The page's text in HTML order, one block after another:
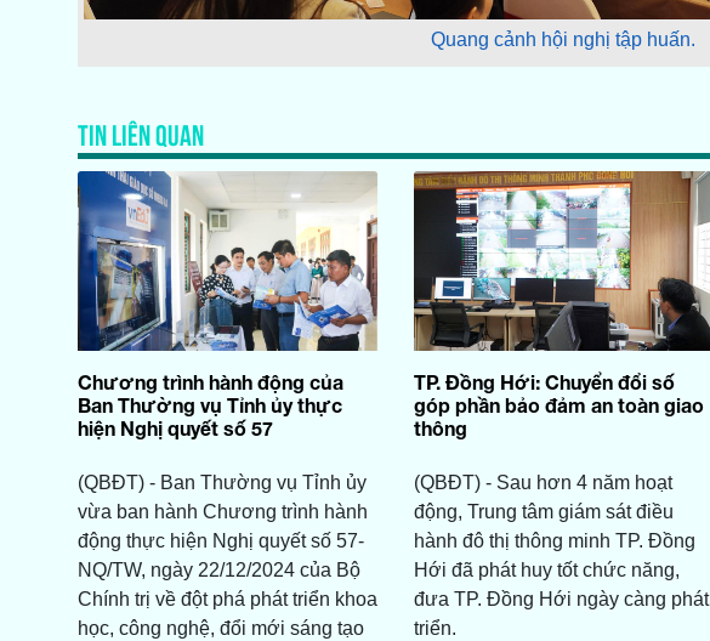
Quang cảnh hội nghị tập huấn.
TIN LIÊN QUAN
Chương trình hành động của
Ban Thường vụ Tỉnh ủy thực
hiện Nghị quyết số 57
(QBĐT) - Ban Thường vụ Tỉnh ủy
vừa ban hành Chương trình hành
động thực hiện Nghị quyết số 57-
NQ/TW, ngày 22/12/2024 của Bộ
Chính trị về đột phá phát triển khoa
học, công nghệ, đổi mới sáng tạo
TP. Đồng Hới: Chuyển đổi số
góp phần bảo đảm an toàn giao
thông
(QBĐT) - Sau hơn 4 năm hoạt
động, Trung tâm giám sát điều
hành đô thị thông minh TP. Đồng
Hới đã phát huy tốt chức năng,
đưa TP. Đồng Hới ngày càng phát
triển.